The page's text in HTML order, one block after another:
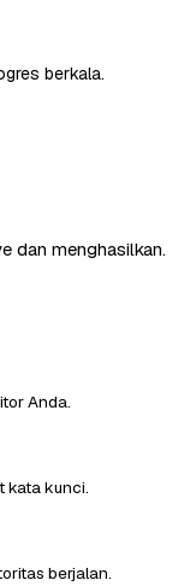
berkala.
dan menghasilkan.
Anda.
kata kunci.
berjalan.